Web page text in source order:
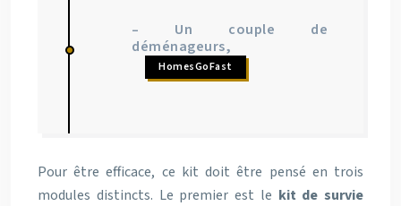
– Un couple de
déménageurs,
HomesGoFast
Pour être efficace, ce kit doit être pensé en trois
modules distincts. Le premier est le kit de survie